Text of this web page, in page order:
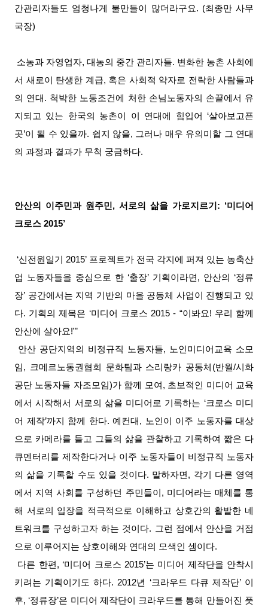
간관리자들도 엄청나게 불만들이 많더라구요. (최종만 사무
국장)
소농과 자영업자, 대농의 중간 관리자들. 변화한 농촌 사회에
서 새로이 탄생한 계급, 혹은 사회적 약자로 전락한 사람들과
의 연대. 척박한 노동조건에 처한 손님노동자의 손끝에서 유
지되고 있는 한국의 농촌이 이 연대에 힘입어 ‘살아보고픈
곳’이 될 수 있을까. 쉽지 않을, 그러나 매우 유의미할 그 연대
의 과정과 결과가 무척 궁금하다.
안산의 이주민과 원주민, 서로의 삶을 가로지르기: ‘미디어
크로스 2015’
‘신전원일기 2015’ 프로젝트가 전국 각지에 퍼져 있는 농축산
업 노동자들을 중심으로 한 ‘출장’ 기획이라면, 안산의 ‘정류
장’ 공간에서는 지역 기반의 마을 공동체 사업이 진행되고 있
다. 기획의 제목은 ‘미디어 크로스 2015 - “이봐요! 우리 함께
안산에 살아요!”’
안산 공단지역의 비정규직 노동자들, 노인미디어교육 소모
임, 크메르노동권협회 문화팀과 스리랑카 공동체(반월/시화
공단 노동자들 자조모임)가 함께 모여, 초보적인 미디어 교육
에서 시작해서 서로의 삶을 미디어로 기록하는 ‘크로스 미디
어 제작’까지 함께 한다. 예컨대, 노인이 이주 노동자를 대상
으로 카메라를 들고 그들의 삶을 관찰하고 기록하여 짧은 다
큐멘터리를 제작한다거나 이주 노동자들이 비정규직 노동자
의 삶을 기록할 수도 있을 것이다. 말하자면, 각기 다른 영역
에서 지역 사회를 구성하던 주민들이, 미디어라는 매체를 통
해 서로의 입장을 적극적으로 이해하고 상호간의 활발한 네
트워크를 구성하고자 하는 것이다. 그런 점에서 안산을 거점
으로 이루어지는 상호이해와 연대의 모색인 셈이다.
다른 한편, ‘미디어 크로스 2015’는 미디어 제작단을 안착시
키려는 기획이기도 하다. 2012년 ‘크라우드 다큐 제작단’ 이
후, ‘정류장’은 미디어 제작단이 크라우드를 통해 만들어진 풋